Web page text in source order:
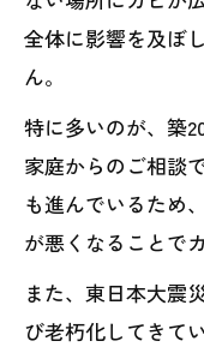
全体に影響を及ぼ
ん。
特に多いのが、築
家庭からのご相談
も進んでいるため
が悪くなることで
また、東日本大震
び老朽化してきて